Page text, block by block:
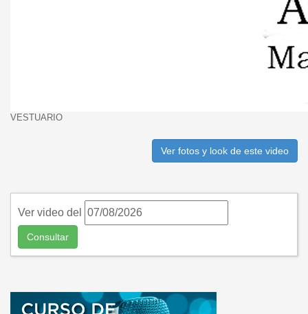
VESTUARIO
Ver fotos y look de este video
Ver video del